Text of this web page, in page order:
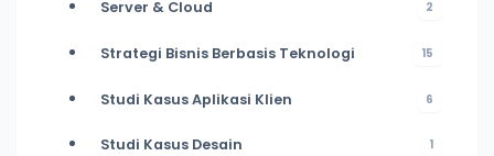
Server & Cloud 2
Strategi Bisnis Berbasis Teknologi 15
Studi Kasus Aplikasi Klien 6
Studi Kasus Desain 1